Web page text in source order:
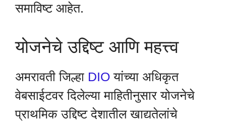
समाविष्ट आहेत.
योजनेचे उद्दिष्ट आणि महत्त्व
अमरावती जिल्हा DIO यांच्या अधिकृत
वेबसाईटवर दिलेल्या माहितीनुसार योजनेचे
प्राथमिक उद्दिष्ट देशातील खाद्यतेलांचे